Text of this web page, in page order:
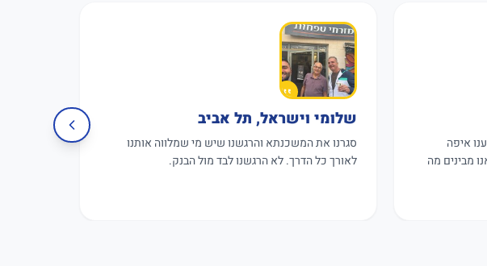
איפה
מבינים מה
שלומי וישראל, תל אביב
סגרנו את המשכנתא והרגשנו שיש מי שמלווה אותנו
לאורך כל הדרך. לא הרגשנו לבד מול הבנק.